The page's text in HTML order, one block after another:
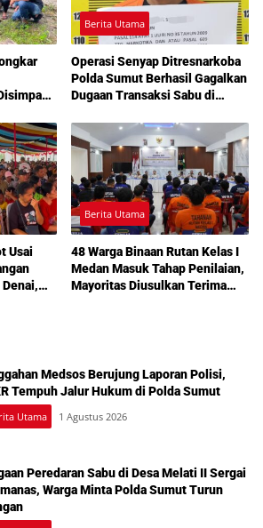
Berita Utama
Operasi Senyap Ditresnarkoba
Polda Sumut Berhasil Gagalkan
Dugaan Transaksi Sabu di
Usai
Akses
Berita Utama
48 Warga Binaan Rutan Kelas I
Medan Masuk Tahap Penilaian,
Mayoritas Diusulkan Terima
Medsos Berujung Laporan Polisi,
Tempuh Jalur Hukum di Polda Sumut
Utama 1 Agustus 2026
Peredaran Sabu di Desa Melati II Sergai
Warga Minta Polda Sumut Turun